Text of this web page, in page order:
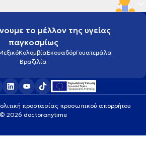
το μέλλον της υγείας
παγκοσμίως
ΚολομβίαΕκουαδόρΓουατεμάλα
Βραζιλία
προστασίας προσωπικού απορρήτου
© 2026 doctoranytime